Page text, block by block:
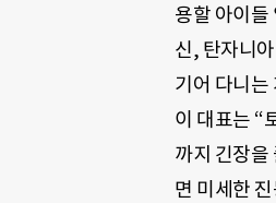
용할 아이들
신, 탄자니
기어 다니는
이 대표는 “
까지 긴장을
면 미세한